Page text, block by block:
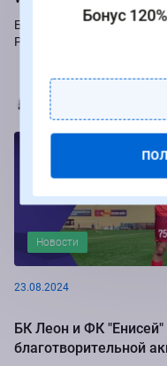
Букмекер Winline подарит
Российской Премьер-
Марья Коробач
Новости
23.08.2024
БК Леон и ФК "Енисей"
благотворительной
Бонус